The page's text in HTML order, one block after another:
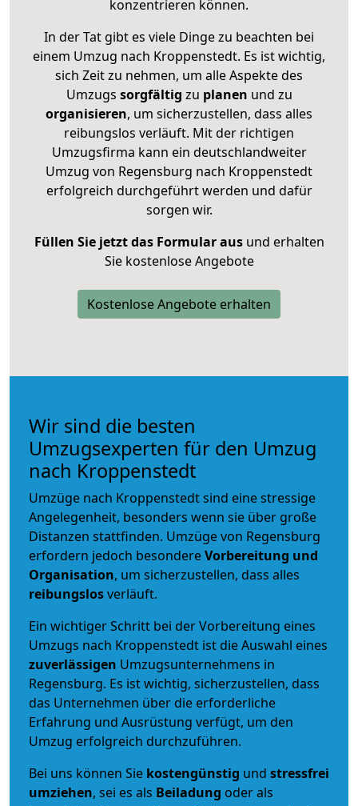
konzentrieren können.
In der Tat gibt es viele Dinge zu beachten bei
einem Umzug nach Kroppenstedt. Es ist wichtig,
sich Zeit zu nehmen, um alle Aspekte des
Umzugs sorgfältig zu planen und zu
organisieren, um sicherzustellen, dass alles
reibungslos verläuft. Mit der richtigen
Umzugsfirma kann ein deutschlandweiter
Umzug von Regensburg nach Kroppenstedt
erfolgreich durchgeführt werden und dafür
sorgen wir.
Füllen Sie jetzt das Formular ausund erhalten
Sie kostenlose Angebote
Kostenlose Angebote erhalten
Wir sind die besten
Umzugsexperten für den Umzug
nach Kroppenstedt
Umzüge nach Kroppenstedt sind eine stressige
Angelegenheit, besonders wenn sie über große
Distanzen stattfinden. Umzüge von Regensburg
erfordern jedoch besondereVorbereitung und
Organisation, um sicherzustellen, dass alles
reibungslosverläuft.
Ein wichtiger Schritt bei der Vorbereitung eines
Umzugs nach Kroppenstedt ist die Auswahl eines
zuverlässigen Umzugsunternehmens in
Regensburg. Es ist wichtig, sicherzustellen, dass
das Unternehmen über die erforderliche
Erfahrung und Ausrüstung verfügt, um den
Umzug erfolgreich durchzuführen.
Bei uns können Sie kostengünstig und stressfrei
umziehen, sei es als Beiladung oder als